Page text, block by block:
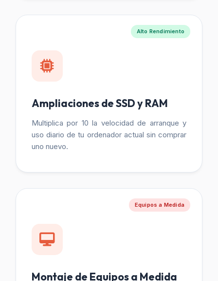
Alto Rendimiento
Ampliaciones de SSD y RAM
Multiplica por 10 la velocidad de arranque y
uso diario de tu ordenador actual sin comprar
uno nuevo.
Equipos a Medida
Montaje de Equipos a Medida